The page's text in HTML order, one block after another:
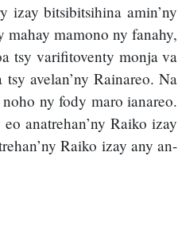
izay bitsibitsihina amin’ny
mahay mamono ny fanahy,
tsy varifitoventy monja va
avelan’ny Rainareo. Na
ny fody maro ianareo.
anatrehan’ny Raiko izay
Raiko izay any an-